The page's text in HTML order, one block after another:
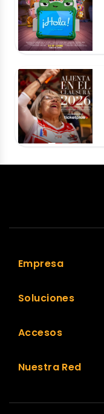
Empresa
Soluciones
Accesos
Nuestra Red